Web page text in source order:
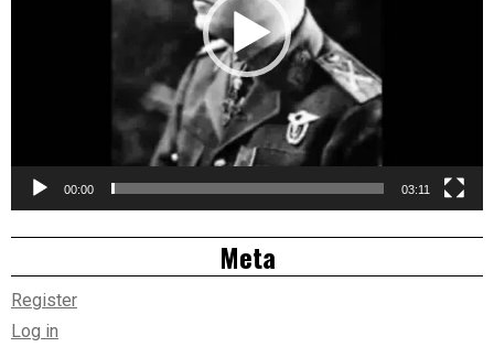
00:00 03:11
Meta
Register
Log in